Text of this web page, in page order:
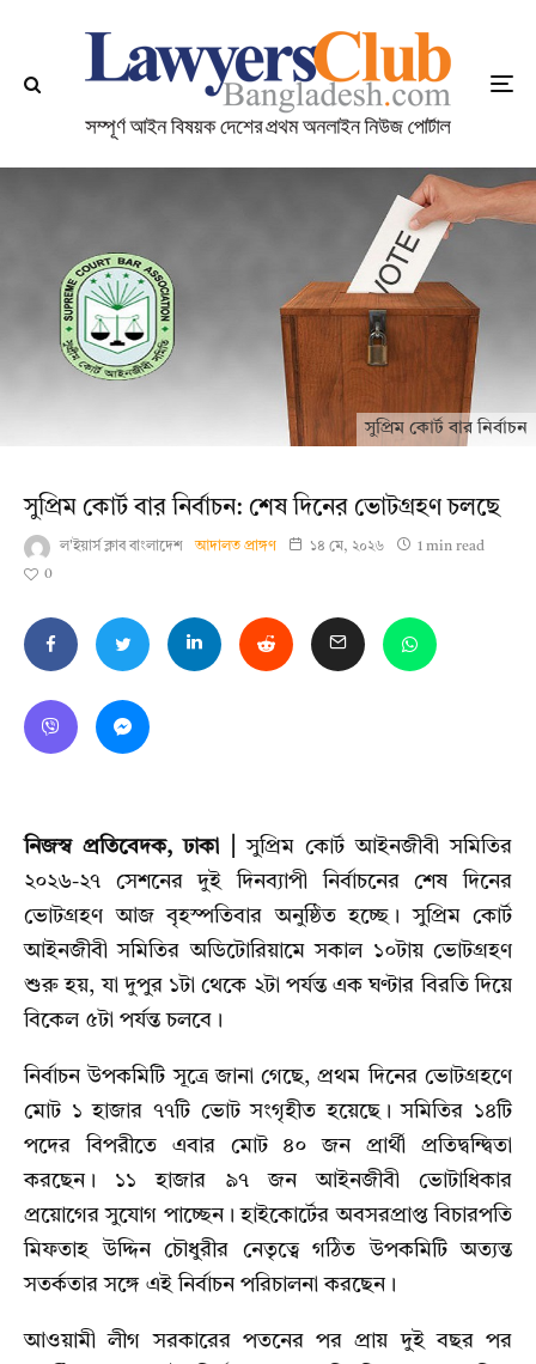
সুপ্রিম কোর্ট বার নির্বাচন
সুপ্রিম কোর্ট বার নির্বাচন: শেষ দিনের ভোটগ্রহণ চলছে
ল'ইয়ার্স ক্লাব বাংলাদেশ আদালত প্রাঙ্গণ ১৪ মে, ২০২৬
1 min read
0
নিজস্ব প্রতিবেদক, ঢাকা |সুপ্রিম কোর্ট আইনজীবী সমিতির
২০২৬-২৭ সেশনের দুই দিনব্যাপী নির্বাচনের শেষ দিনের
ভোটগ্রহণ আজ বৃহস্পতিবার অনুষ্ঠিত হচ্ছে। সুপ্রিম কোর্ট
আইনজীবী সমিতির অডিটোরিয়ামে সকাল ১০টায় ভোটগ্রহণ
শুরু হয়, যা দুপুর ১টা থেকে ২টা পর্যন্ত এক ঘণ্টার বিরতি দিয়ে
বিকেল ৫টা পর্যন্ত চলবে।
নির্বাচন উপকমিটি সূত্রে জানা গেছে, প্রথম দিনের ভোটগ্রহণে
মোট ১ হাজার ৭৭টি ভোট সংগৃহীত হয়েছে। সমিতির ১৪টি
পদের বিপরীতে এবার মোট ৪০ জন প্রার্থী প্রতিদ্বন্দ্বিতা
করছেন। ১১ হাজার ৯৭ জন আইনজীবী ভোটাধিকার
প্রয়োগের সুযোগ পাচ্ছেন। হাইকোর্টের অবসরপ্রাপ্ত বিচারপতি
মিফতাহ উদ্দিন চৌধুরীর নেতৃত্বে গঠিত উপকমিটি অত্যন্ত
সতর্কতার সঙ্গে এই নির্বাচন পরিচালনা করছেন।
আওয়ামী লীগ সরকারের পতনের পর প্রায় দুই বছর পর